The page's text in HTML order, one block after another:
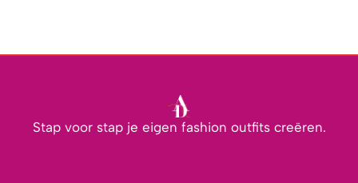
Stap voor stap je eigen fashion outfits creëren.